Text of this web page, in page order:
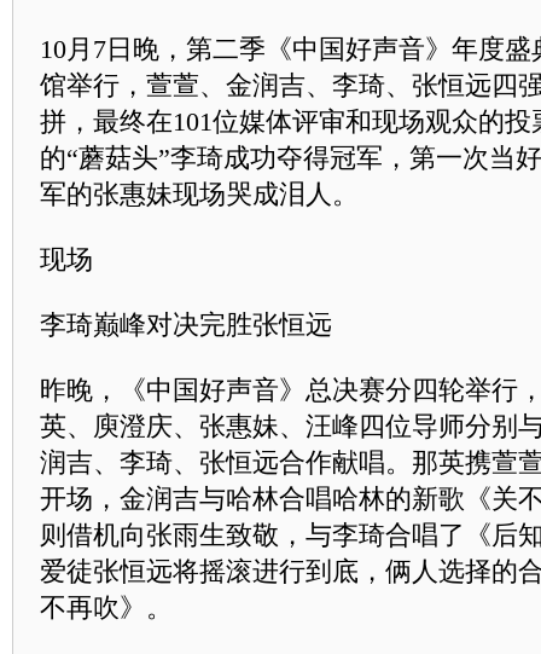
10月7日晚，第二季《中国好声音》年度
馆举行，萱萱、金润吉、李琦、张恒远四
拼，最终在101位媒体评审和现场观众的
的“蘑菇头”李琦成功夺得冠军，第一次当
军的张惠妹现场哭成泪人。
现场
李琦巅峰对决完胜张恒远
昨晚，《中国好声音》总决赛分四轮举行
英、庾澄庆、张惠妹、汪峰四位导师分别
润吉、李琦、张恒远合作献唱。那英携萱
开场，金润吉与哈林合唱哈林的新歌《关
则借机向张雨生致敬，与李琦合唱了《后
爱徒张恒远将摇滚进行到底，俩人选择的
不再吹》。